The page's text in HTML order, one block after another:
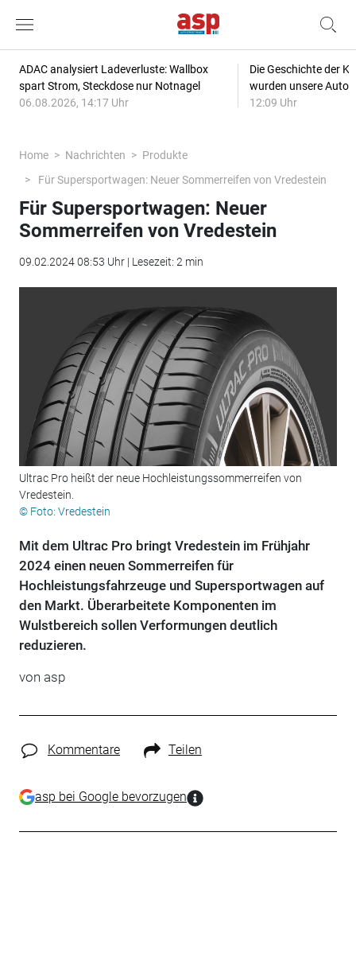
ADAC analysiert Ladeverluste: Wallbox
spart Strom, Steckdose nur Notnagel
06.08.2026, 14:17 Uhr
Die Geschichte der
wurden unsere
12:09 Uhr
Home Nachrichten
Produkte
Für Supersportwagen: Neuer Sommerreifen von Vredestein
Für Supersportwagen: Neuer
Sommerreifen von Vredestein
09.02.2024 08:53 Uhr | Lesezeit: 2 min
Ultrac Pro heißt der neue Hochleistungssommerreifen von
Vredestein.
© Foto: Vredestein
Mit dem Ultrac Pro bringt Vredestein im Frühjahr
2024 einen neuen Sommerreifen für
Hochleistungsfahrzeuge und Supersportwagen auf
den Markt. Überarbeitete Komponenten im
Wulstbereich sollen Verformungen deutlich
reduzieren.
von asp
Kommentare Teilen
asp bei Google bevorzugen